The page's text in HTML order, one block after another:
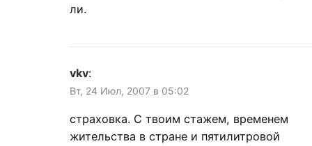
ли.
vkv:
Вт, 24 Июл, 2007 в 05:02
страховка. С твоим стажем, временем
жительства в стране и пятилитровой